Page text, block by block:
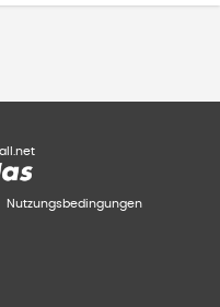
Nutzungsbedingungen